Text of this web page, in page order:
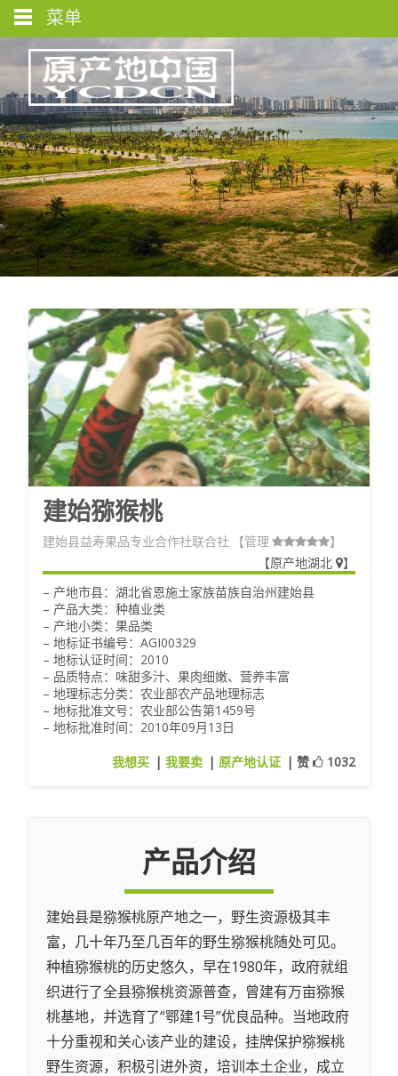
建始猕猴桃
建始县益寿果品专业合作社联合社 【管理 】
【原产地湖北
】
– 产地市县：湖北省恩施土家族苗族自治州建始县
– 产品大类：种植业类
– 产地小类：果品类
– 地标证书编号：AGI00329
– 地标认证时间：2010
– 品质特点：味甜多汁、果肉细嫩、营养丰富
– 地理标志分类：农业部农产品地理标志
– 地标批准文号：农业部公告第1459号
– 地标批准时间：2010年09月13日
我想买 | 我要卖 | 原产地认证 | 赞 1032
产品介绍
建始县是猕猴桃原产地之一，野生资源极其丰
富，几十年乃至几百年的野生猕猴桃随处可见。
种植猕猴桃的历史悠久，早在1980年，政府就组
织进行了全县猕猴桃资源普查，曾建有万亩猕猴
桃基地，并选育了“鄂建1号”优良品种。当地政府
十分重视和关心该产业的建设，挂牌保护猕猴桃
野生资源，积极引进外资，培训本土企业，成立
菜单